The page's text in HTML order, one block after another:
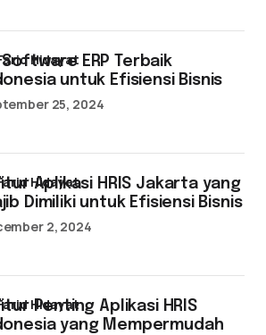
Software ERP Terbaik
untuk Efisiensi Bisnis
Hidayat
25, 2024
Aplikasi HRIS Jakarta yang
Dimiliki untuk Efisiensi Bisnis
Hidayat
2, 2024
Penting Aplikasi HRIS
yang Mempermudah
Hidayat